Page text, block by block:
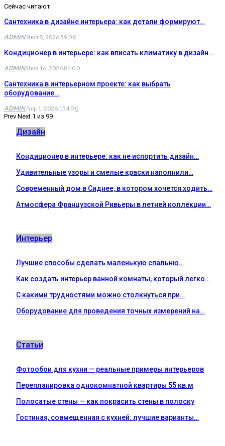
Сейчас читают
Сантехника в дизайне интерьера: как детали формируют…
ADMINИюл 8, 2026 59 0 0
Кондиционер в интерьере: как вписать климатику в дизайн…
ADMINИюн 16, 2026 84 0 0
Сантехника в интерьерном проекте: как выбрать
оборудование…
ADMINАпр 1, 2026 154 0 0
Prev Next 1 из 99
Дизайн
Кондиционер в интерьере: как не испортить дизайн…
Удивительные узоры и смелые краски наполнили…
Современный дом в Сиднее, в котором хочется ходить…
Атмосфера Французской Ривьеры в летней коллекции…
Интерьер
Лучшие способы сделать маленькую спальню…
Как создать интерьер ванной комнаты, который легко…
С какими трудностями можно столкнуться при…
Оборудование для проведения точных измерений на…
Статьи
Фотообои для кухни — реальные примеры интерьеров
Перепланировка однокомнатной квартиры 55 кв.м
Полосатые стены — как покрасить стены в полоску
Гостиная, совмещенная с кухней: лучшие варианты…